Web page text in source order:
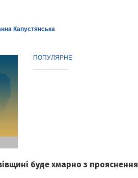
Капустянська
ПОПУЛЯРНЕ
буде хмарно з